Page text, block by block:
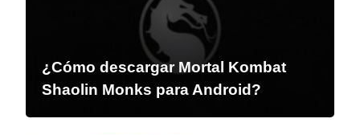
¿Cómo descargar Mortal Kombat
Shaolin Monks para Android?